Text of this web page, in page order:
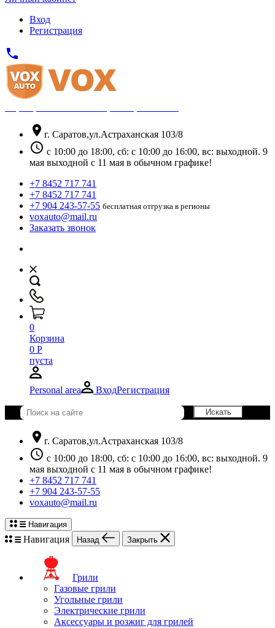
Вход
Регистрация
phone
location_on г. Саратов,ул.Астраханская 103/8
schedule с 10:00 до 18:00, сб: с 10:00 до 16:00, вс: выходной. 9
мая выходной с 11 мая в обычном графике!
+7 8452 717 741
+7 8452 717 741
+7 904 243-57-55 бесплатная отгрузка в регионы
voxauto@mail.ru
Заказать звонок
0
Корзина
0 Р
пуста
Personal area ВходРегистрация
location_on г. Саратов,ул.Астраханская 103/8
schedule с 10:00 до 18:00, сб: с 10:00 до 16:00, вс: выходной. 9
мая выходной с 11 мая в обычном графике!
+7 8452 717 741
+7 904 243-57-55
voxauto@mail.ru
Навигация
Навигация Назад Закрыть
Грили
Газовые грили
Угольные грили
Электрические грили
Аксессуары и розжиг для грилей